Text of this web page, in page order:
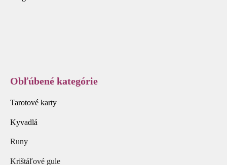
Obľúbené kategórie
Tarotové karty
Kyvadlá
Runy
Krištáľové gule